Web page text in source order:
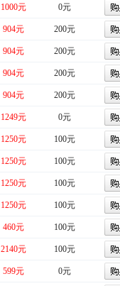
1000元 0元
904元 200元
904元 200元
904元 200元
904元 200元
1249元 0元
1250元 100元
1250元 100元
1250元 100元
1250元 100元
460元 100元
2140元 100元
599元 0元